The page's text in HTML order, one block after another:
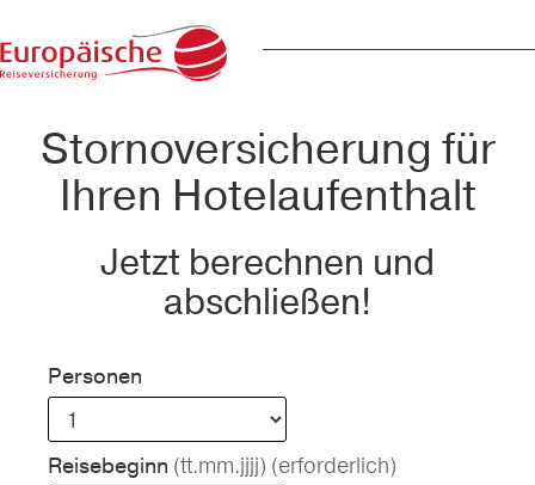
Stornoversicherung für
Ihren Hotelaufenthalt
Jetzt berechnen und
abschließen!
Personen
Reisebeginn (tt.mm.jjjj) (erforderlich)